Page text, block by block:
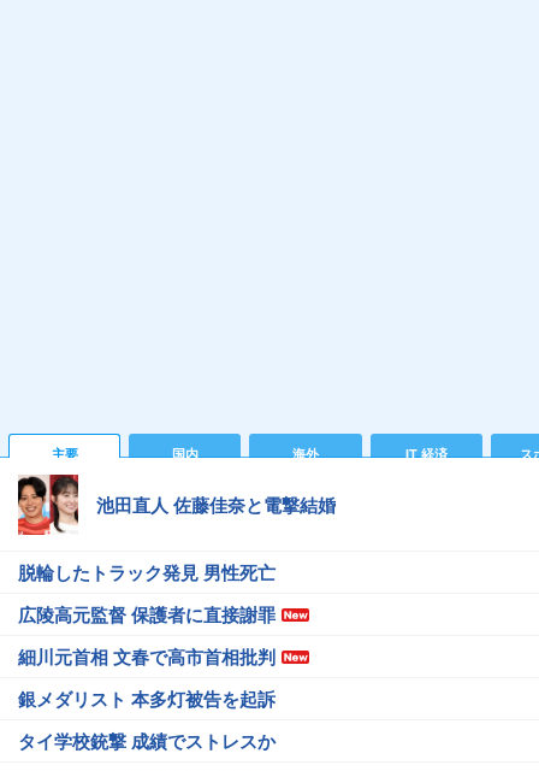
主要 国内 海外 IT 経済 ス
池田直人 佐藤佳奈と電撃結婚
脱輪したトラック発見 男性死亡
広陵高元監督 保護者に直接謝罪
細川元首相 文春で高市首相批判
銀メダリスト 本多灯被告を起訴
タイ学校銃撃 成績でストレスか